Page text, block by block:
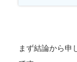
まず結論から申